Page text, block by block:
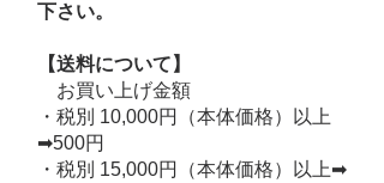
下さい。
【送料について】
お買い上げ金額
・税別 10,000円（本体価格）以上
➡︎500円
・税別 15,000円（本体価格）以上➡︎